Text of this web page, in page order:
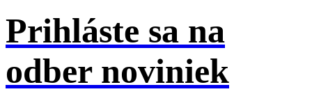
Prihláste sa na
odber noviniek